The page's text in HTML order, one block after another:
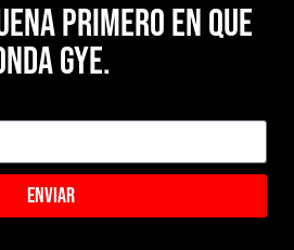
primero en Que
Gye.
Enviar